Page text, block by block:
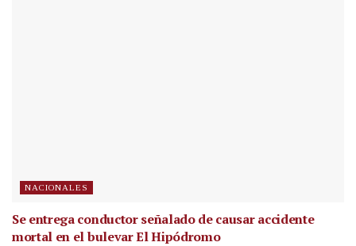
NACIONALES
Se entrega conductor señalado de causar accidente
mortal en el bulevar El Hipódromo